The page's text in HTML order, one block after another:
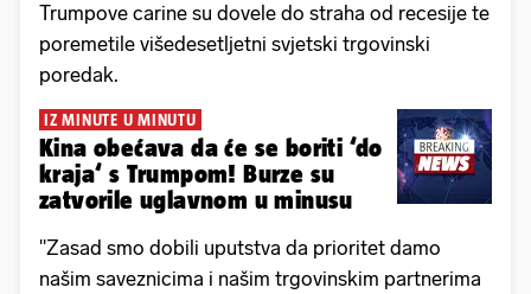
Trumpove carine su dovele do straha od recesije te
poremetile višedesetljetni svjetski trgovinski
poredak.
IZ MINUTE U MINUTU
Kina obećava da će se boriti ‘do
kraja‘ s Trumpom! Burze su
zatvorile uglavnom u minusu
"Zasad smo dobili uputstva da prioritet damo
našim saveznicima i našim trgovinskim partnerima